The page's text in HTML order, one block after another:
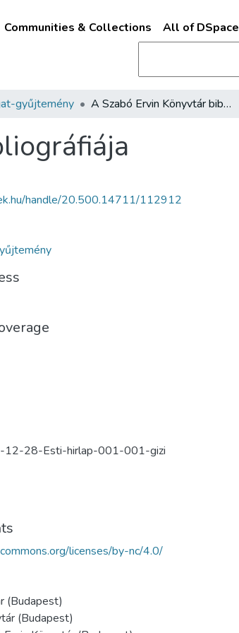
Communities & Collections All of DSpace
gyűjtemény A Szabó Ervin Könyvtár bibliográfiája
handle/20.500.14711/112912
28-Esti-hirlap-001-001-gizi
licenses/by-nc/4.0/
(Budapest)
(Budapest)